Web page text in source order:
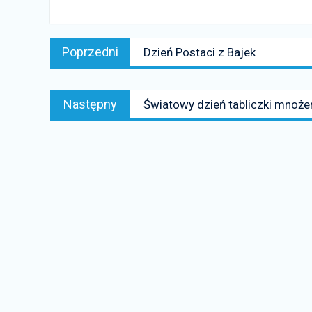
Nawigacja
wpisu
Poprzedni
Poprzedni
news:
Dzień Postaci z Bajek
Następny
Następny
news:
Światowy dzień tabliczki